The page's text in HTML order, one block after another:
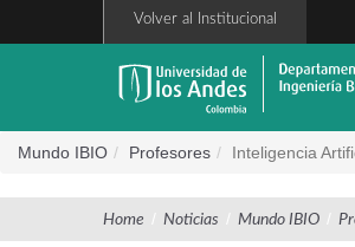
Volver al Institucional
Mundo IBIO Profesores Inteligencia
Home / Noticias / Mundo IBIO /